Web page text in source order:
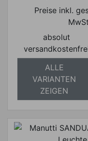
Preise inkl.
absolut
ALLE
VARIANTEN
ZEIGEN